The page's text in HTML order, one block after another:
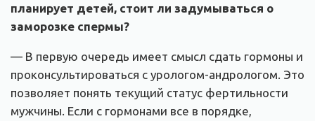
планирует детей, стоит ли задумываться о
заморозке спермы?
— В первую очередь имеет смысл сдать гормоны и
проконсультироваться с урологом-андрологом. Это
позволяет понять текущий статус фертильности
мужчины. Если с гормонами все в порядке,